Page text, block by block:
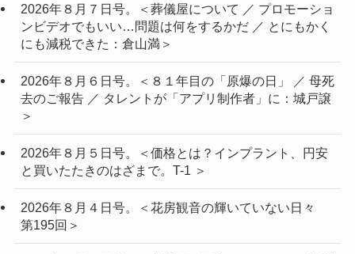
2026年８月７日号。＜葬儀屋について ／ プロモーショ
ンビデオでもいい…問題は何をするかだ ／ とにもかく
にも減税できた：倉山満＞
2026年８月６日号。＜８１年目の「原爆の日」 ／ 母死
去のご報告 ／ タレントが「アプリ制作者」に：城戸譲
＞
2026年８月５日号。＜価格とは？インプラント、円安
と買いたたきのはざまで。T-1 ＞
2026年８月４日号。＜花房観音の輝いていない日々
第195回＞